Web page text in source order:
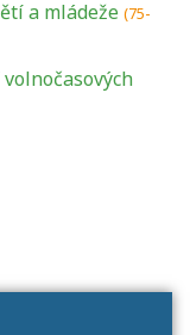
a mládeže (75-
kvalifikací.